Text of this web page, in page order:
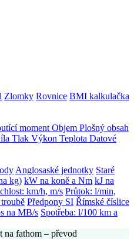
Zlomky Rovnice BMI kalkulačka
moment Objem Plošný obsah
Tlak Výkon Teplota Datové
Anglosaské jednotky Staré
kg) kW na koně a Nm kJ na
km/h, m/s Průtok: l/min,
Předpony SI Římské číslice
na MB/s Spotřeba: l/100 km a
na fathom – převod